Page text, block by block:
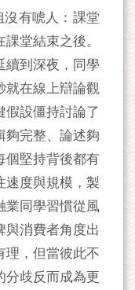
沒有唬人：課堂
堂結束之後。
續到深夜，同學
就在線上辯論觀
假設僵持討論了
夠完整、論述夠
個堅持背後都有
速度與規模，製
業同學習慣從風
與消費者角度出
理，但當彼此不
分歧反而成為更